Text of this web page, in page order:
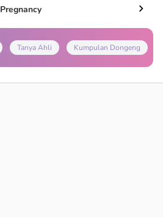
Pregnancy
Tanya Ahli Kumpulan Dongeng